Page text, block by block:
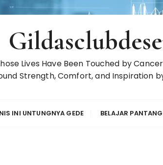
Lives Have Been Touched by
Strength, Comfort, and Inspiration
INI UNTUNGNYA GEDE BELAJAR